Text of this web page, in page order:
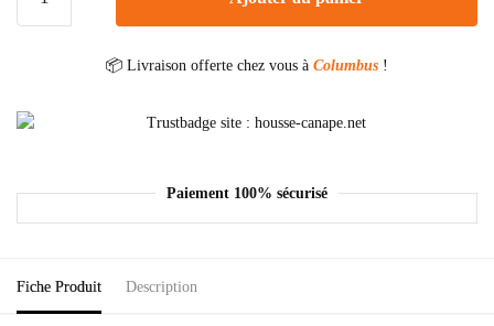
📦 Livraison offerte chez vous à Columbus !
Paiement 100% sécurisé
Fiche Produit Description